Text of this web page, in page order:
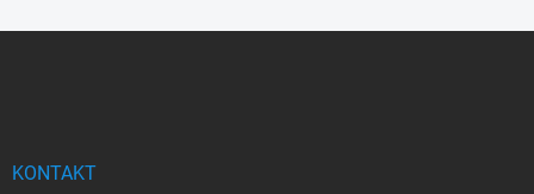
KONTAKT